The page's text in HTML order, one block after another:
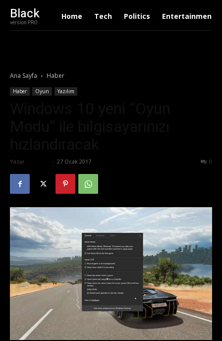
Black
version PRO
Home Tech Politics Entertainment
Ana Sayfa Haber
Haber Oyun Yazılım
Yazar - 27 Ocak 2017 0